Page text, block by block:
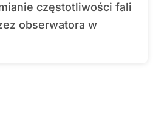
częstotliwości fali
obserwatora w